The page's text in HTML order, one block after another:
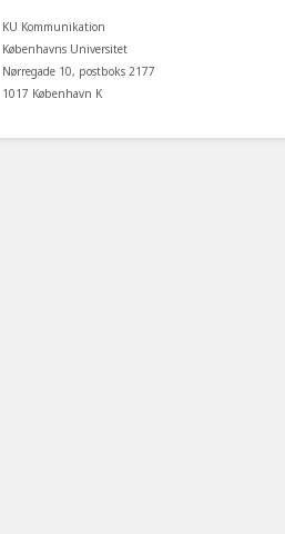
KU Kommunikation
Københavns Universitet
Nørregade 10, postboks 2177
1017 København K